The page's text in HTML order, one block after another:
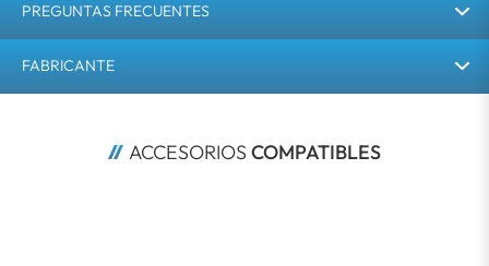
PREGUNTAS FRECUENTES
FABRICANTE
ACCESORIOS COMPATIBLES